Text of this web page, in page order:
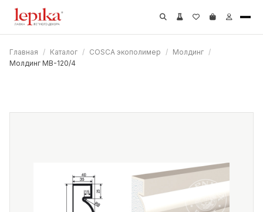
Главная / Каталог / COSCA экополимер / Молдинг /
Молдинг МВ-120/4